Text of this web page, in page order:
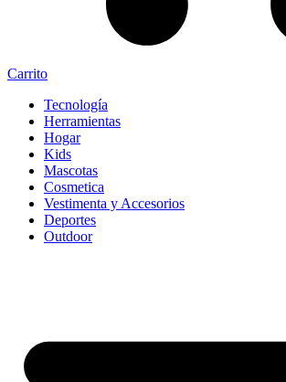
Carrito
Tecnología
Herramientas
Hogar
Kids
Mascotas
Cosmetica
Vestimenta y Accesorios
Deportes
Outdoor